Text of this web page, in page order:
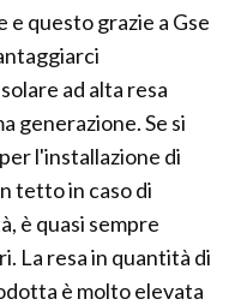
e questo grazie a Gse
ad alta resa
generazione. Se si
l'installazione di
tetto in caso di
è quasi sempre
La resa in quantità di
è molto elevata